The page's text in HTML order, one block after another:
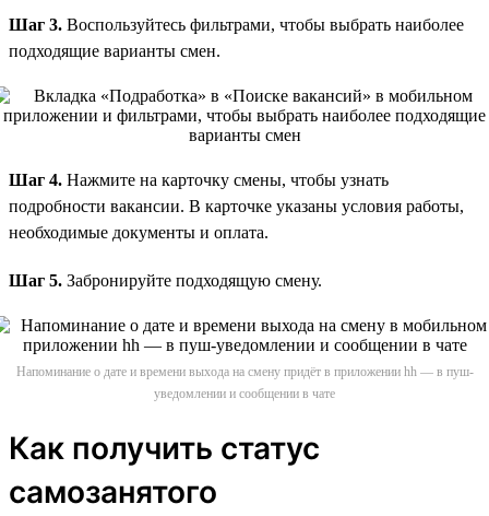
Шаг 3. Воспользуйтесь фильтрами, чтобы выбрать наиболее
подходящие варианты смен.
Шаг 4. Нажмите на карточку смены, чтобы узнать
подробности вакансии. В карточке указаны условия работы,
необходимые документы и оплата.
Шаг 5. Забронируйте подходящую смену.
Напоминание о дате и времени выхода на смену придёт в приложении hh — в пуш-
уведомлении и сообщении в чате
Как получить статус
самозанятого